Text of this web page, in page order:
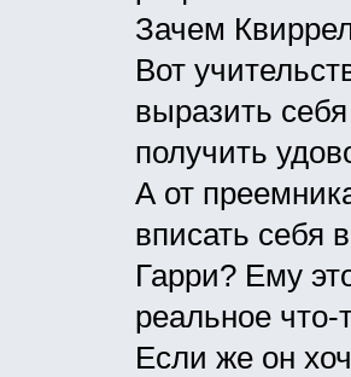
Зачем
Вот
выразить
получить
А от
вписать себя
Гарри? Ему
реальное что-
Если же он